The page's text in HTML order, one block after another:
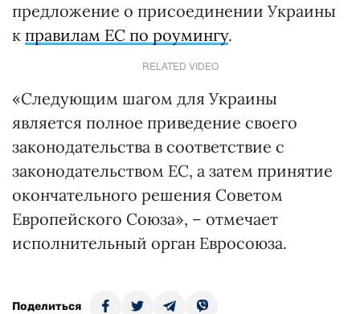
предложение о присоединении Украины
к правилам ЕС по роумингу.
RELATED VIDEO
«Следующим шагом для Украины
является полное приведение своего
законодательства в соответствие с
законодательством ЕС, а затем принятие
окончательного решения Советом
Европейского Союза», – отмечает
исполнительный орган Евросоюза.
Поделиться